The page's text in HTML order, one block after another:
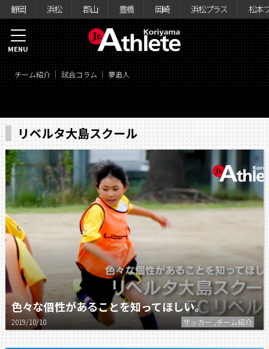
静岡 浜松 郡山 豊橋 岡崎 浜松プラス 松本
チーム紹介 試合コラム 夢追人
MENU
リベルタ大島スクール
色々な個性があることを知ってほしい。
2019/10/10 サッカー ,チーム紹介